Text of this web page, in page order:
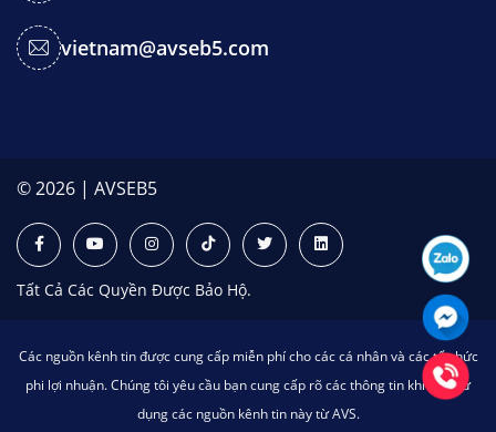
vietnam@avseb5.com
© 2026 | AVSEB5
Tất Cả Các Quyền Được Bảo Hộ.
Các nguồn kênh tin được cung cấp miễn phí cho các cá nhân và các tổ chức
phi lợi nhuận. Chúng tôi yêu cầu bạn cung cấp rõ các thông tin khi bạn sử
dụng các nguồn kênh tin này từ AVS.